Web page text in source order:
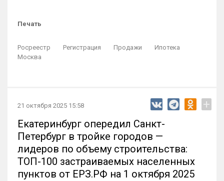
Печать
Росреестр Регистрация Продажи
Ипотека
Москва
21 октября 2025 15:58 +
Екатеринбург опередил Санкт-
Петербург в тройке городов —
лидеров по объему строительства:
ТОП-100 застраиваемых населенных
пунктов от ЕРЗ.РФ на 1 октября 2025